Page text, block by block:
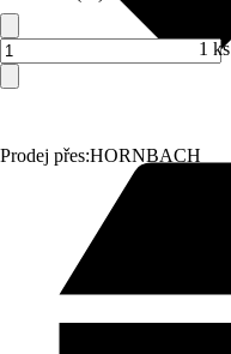
Prodej přes:HORNBACH
1 ks